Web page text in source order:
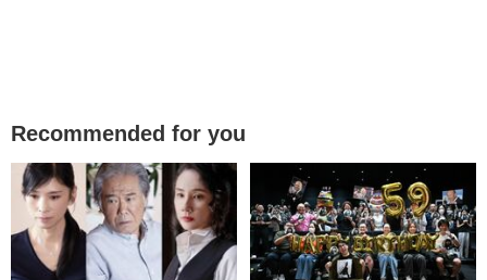
Recommended for you